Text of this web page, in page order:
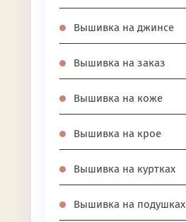
Вышивка на джинсе
Вышивка на заказ
Вышивка на коже
Вышивка на крое
Вышивка на куртках
Вышивка на подушках